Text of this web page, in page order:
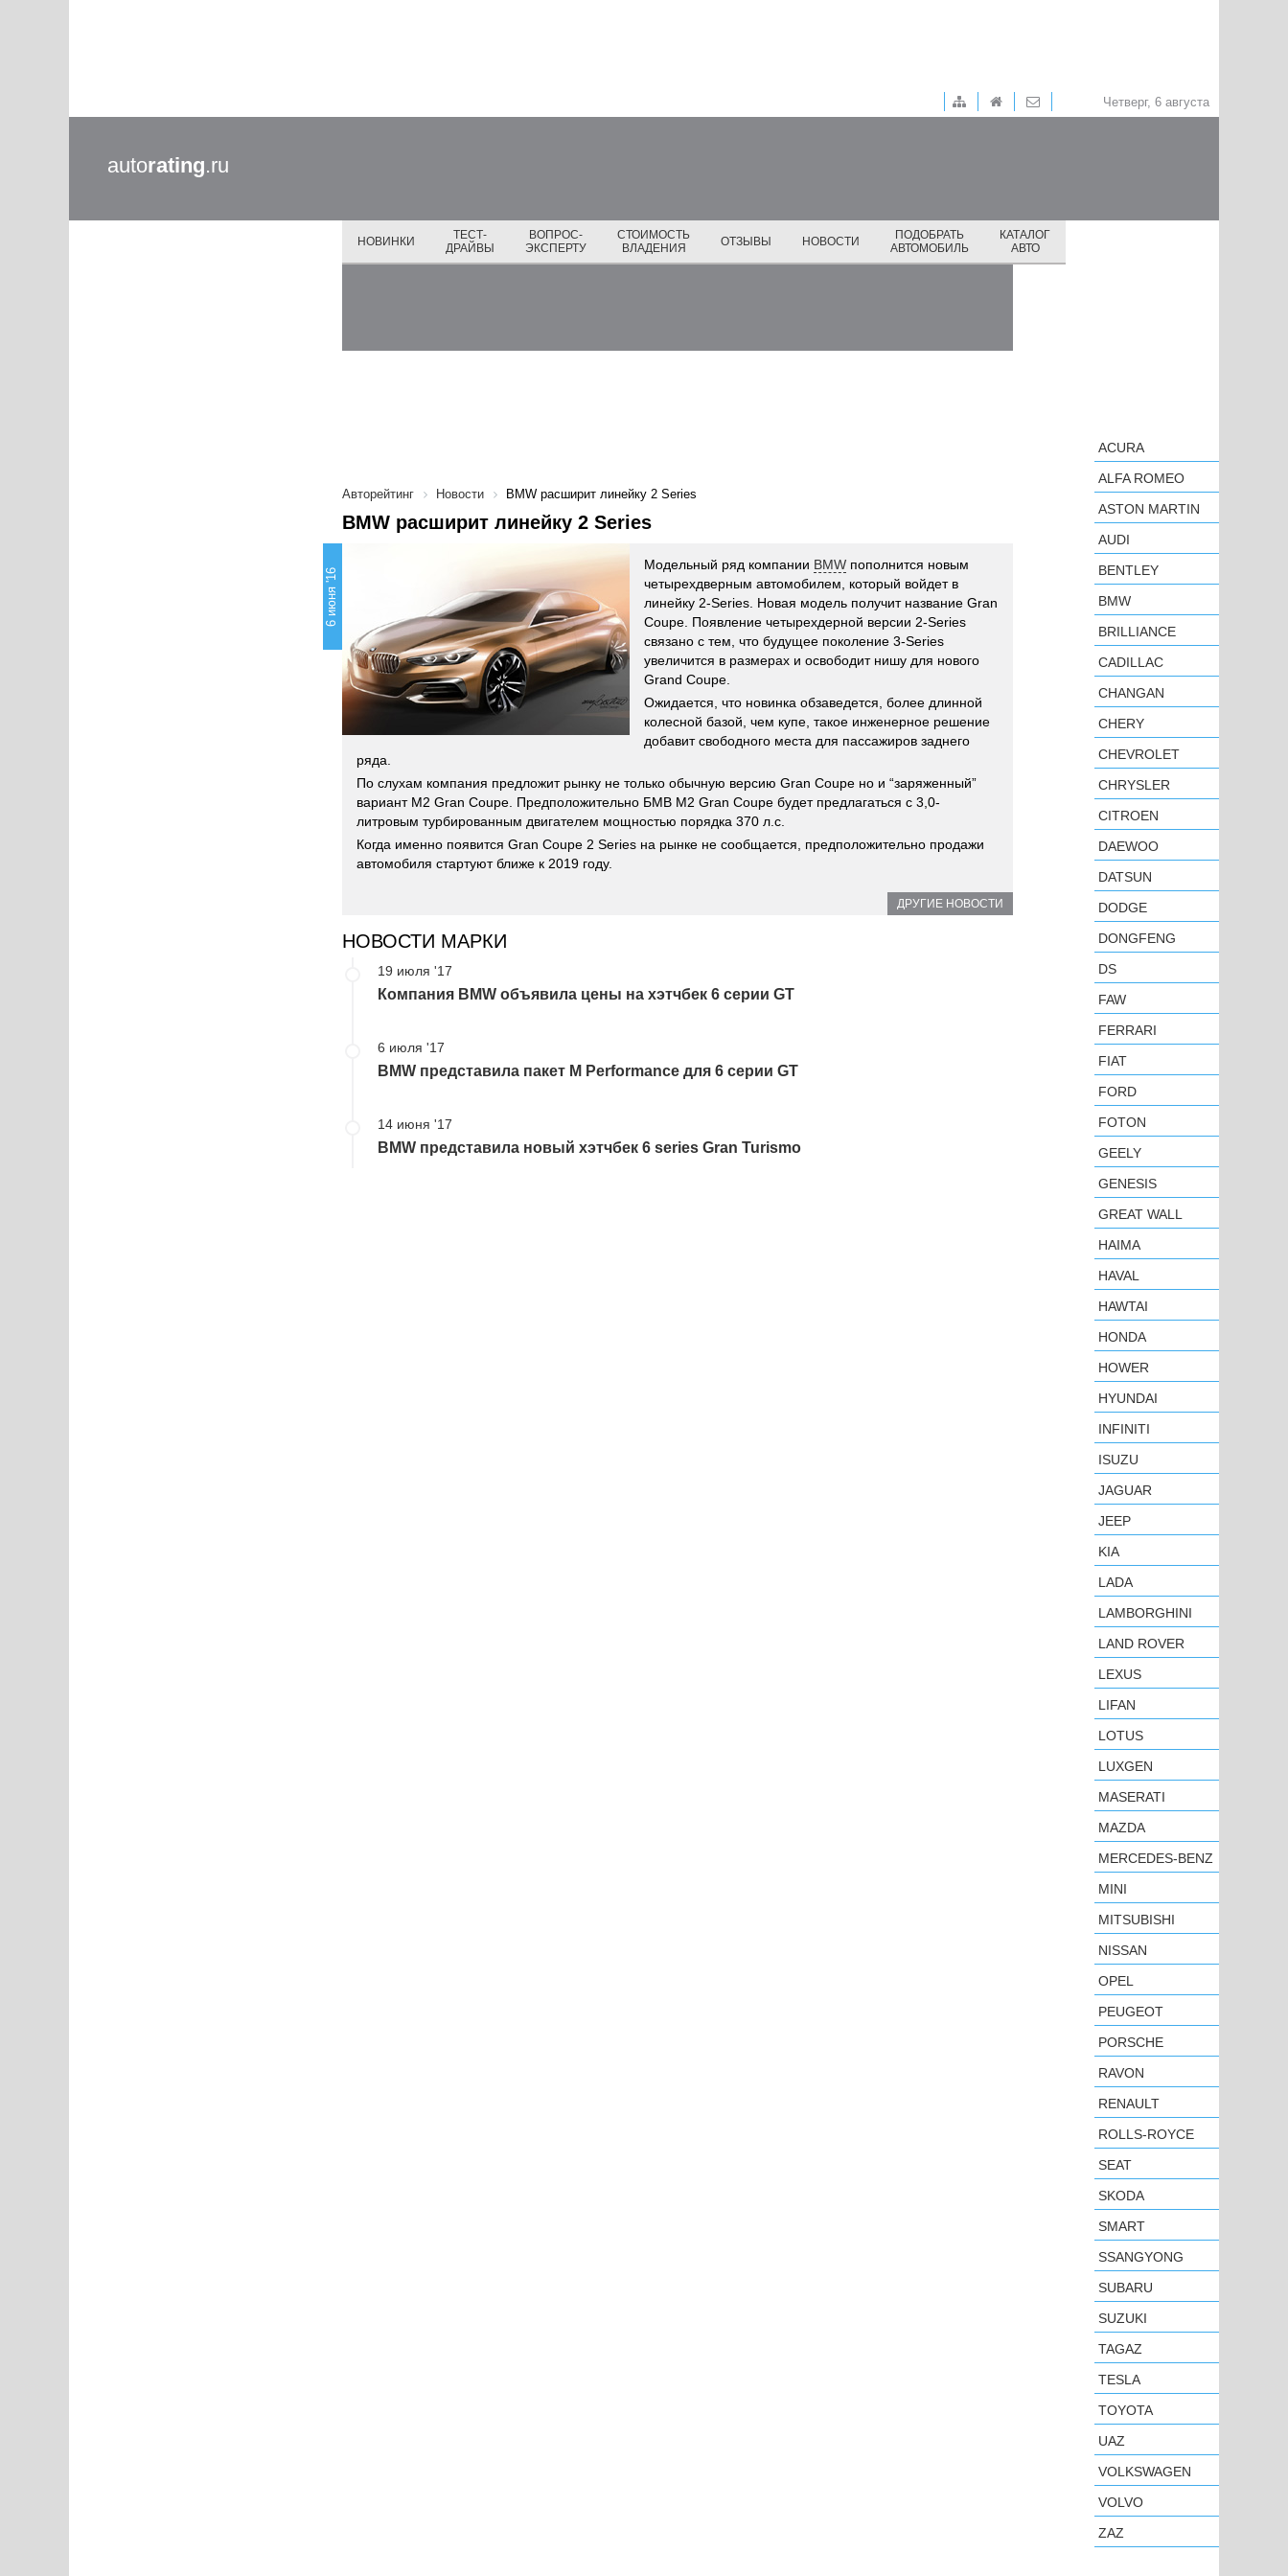
Четверг, 6 августа
autorating.ru
НОВИНКИ
ТЕСТ-
ДРАЙВЫ
ВОПРОС-
ЭКСПЕРТУ
СТОИМОСТЬ
ВЛАДЕНИЯ
ОТЗЫВЫ НОВОСТИ
ПОДОБРАТЬ
АВТОМОБИЛЬ
КАТАЛОГ
АВТО
Авторейтинг Новости BMW расширит линейку 2 Series
BMW расширит линейку 2 Series
6 июня '16
Модельный ряд компании BMW пополнится новым
четырехдверным автомобилем, который войдет в
линейку 2-Series. Новая модель получит название Gran
Coupe. Появление четырехдерной версии 2-Series
связано с тем, что будущее поколение 3-Series
увеличится в размерах и освободит нишу для нового
Grand Coupe.
Ожидается, что новинка обзаведется, более длинной
колесной базой, чем купе, такое инженерное решение
добавит свободного места для пассажиров заднего
ряда.
По слухам компания предложит рынку не только обычную версию Gran Coupe но и “заряженный”
вариант M2 Gran Coupe. Предположительно БМВ M2 Gran Coupe будет предлагаться с 3,0-
литровым турбированным двигателем мощностью порядка 370 л.с.
Когда именно появится Gran Coupe 2 Series на рынке не сообщается, предположительно продажи
автомобиля стартуют ближе к 2019 году.
ДРУГИЕ НОВОСТИ
НОВОСТИ МАРКИ
19 июля '17
Компания BMW объявила цены на хэтчбек 6 серии GT
6 июля '17
BMW представила пакет M Performance для 6 серии GT
14 июня '17
BMW представила новый хэтчбек 6 series Gran Turismo
ACURA
ALFA ROMEO
ASTON MARTIN
AUDI
BENTLEY
BMW
BRILLIANCE
CADILLAC
CHANGAN
CHERY
CHEVROLET
CHRYSLER
CITROEN
DAEWOO
DATSUN
DODGE
DONGFENG
DS
FAW
FERRARI
FIAT
FORD
FOTON
GEELY
GENESIS
GREAT WALL
HAIMA
HAVAL
HAWTAI
HONDA
HOWER
HYUNDAI
INFINITI
ISUZU
JAGUAR
JEEP
KIA
LADA
LAMBORGHINI
LAND ROVER
LEXUS
LIFAN
LOTUS
LUXGEN
MASERATI
MAZDA
MERCEDES-BENZ
MINI
MITSUBISHI
NISSAN
OPEL
PEUGEOT
PORSCHE
RAVON
RENAULT
ROLLS-ROYCE
SEAT
SKODA
SMART
SSANGYONG
SUBARU
SUZUKI
TAGAZ
TESLA
TOYOTA
UAZ
VOLKSWAGEN
VOLVO
ZAZ